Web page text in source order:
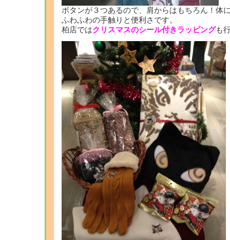
ボタンが３つあるので、肩からはもちろん！体
ふわふわの手触りと便利さです。
柏店ではクリスマスのシール付きラッピングも